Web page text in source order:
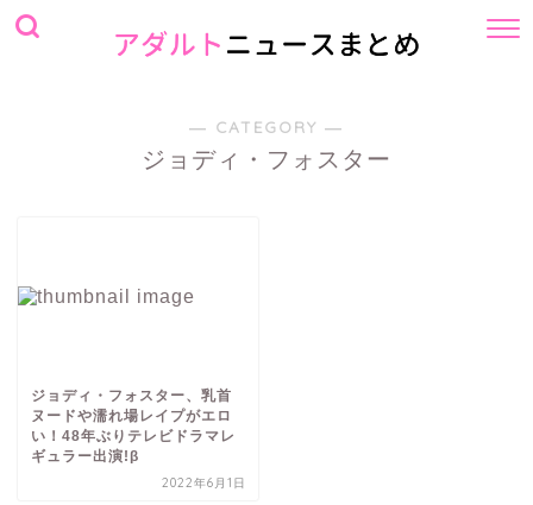
― CATEGORY ―
ジョディ・フォスター
ジョディ・フォスター、乳首
ヌードや濡れ場レイプがエロ
い！48年ぶりテレビドラマレ
ギュラー出演!β
2022年6月1日